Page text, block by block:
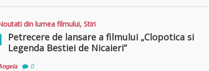
din lumea filmului, Stiri
Petrecere de lansare a filmului „Clopotica si
Legenda Bestiei de Nicaieri”
0